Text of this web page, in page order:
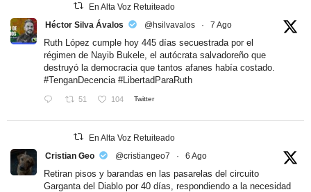
En Alta Voz Retuiteado
Héctor Silva Ávalos
@hsilvavalos · 7 Ago
Ruth López cumple hoy 445 días secuestrada por el
régimen de Nayib Bukele, el autócrata salvadoreño que
destruyó la democracia que tantos afanes había costado.
#TenganDecencia #LibertadParaRuth
51 104 Twitter
En Alta Voz Retuiteado
Cristian Geo
@cristiangeo7 · 6 Ago
Retiran pisos y barandas en las pasarelas del circuito
Garganta del Diablo por 40 días, respondiendo a la necesidad